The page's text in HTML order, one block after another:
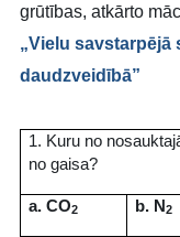
grūtības, atkārto
„Vielu savstarpējā
daudzveidībā”
1. Kuru no
no gaisa?
a. CO2 b. N2